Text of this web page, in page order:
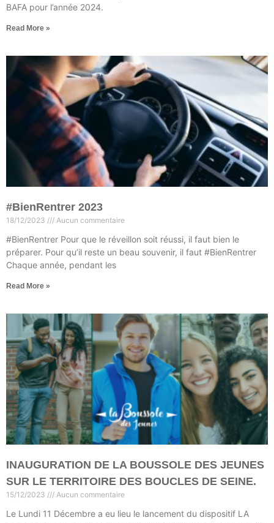
BAFA pour l’année 2024.
Read More »
#BienRentrer 2023
18/12/2023 Aucun commentaire
#BienRentrer Pour que le réveillon soit réussi, il faut bien le
préparer. Pour qu’il reste un beau souvenir, il faut #BienRentrer
Chaque année, pendant les
Read More »
INAUGURATION DE LA BOUSSOLE DES JEUNES
SUR LE TERRITOIRE DES BOUCLES DE SEINE.
15/12/2023 Aucun commentaire
Le Lundi 11 Décembre a eu lieu le lancement du dispositif LA